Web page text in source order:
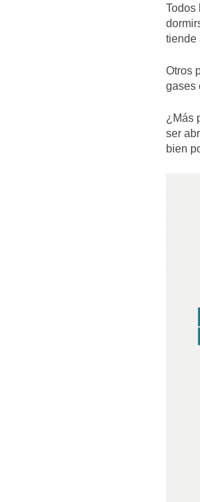
Todos
tiende
Otros
gases
¿Más
ser
bien